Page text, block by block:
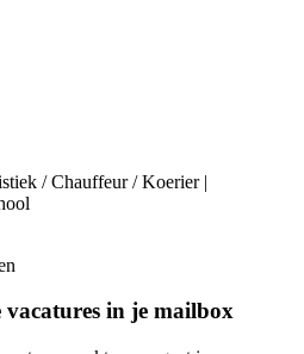
/ Chauffeur / Koerier |
in je mailbox